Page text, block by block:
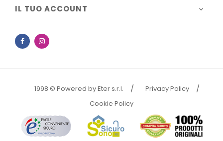
IL TUO ACCOUNT 
Facebook
1998 © Powered by Eter s.r.l.
Privacy Policy
Cookie Policy